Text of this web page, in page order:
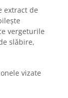
extract de
vergeturile
slăbire,
vizate